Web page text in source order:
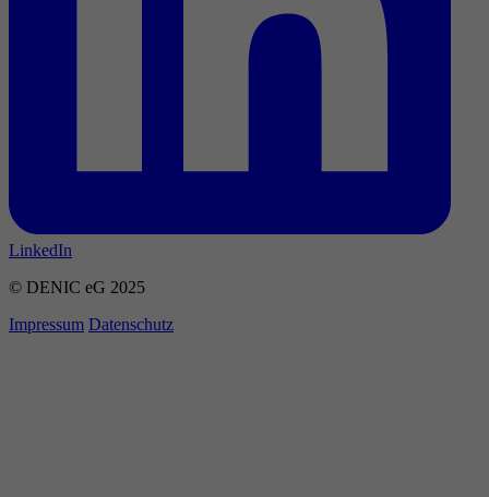
LinkedIn
© DENIC eG 2025
Impressum Datenschutz